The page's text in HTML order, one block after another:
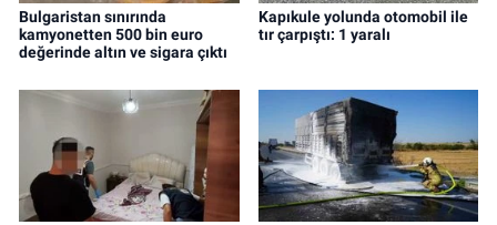
Bulgaristan sınırında
kamyonetten 500 bin euro
değerinde altın ve sigara çıktı
Kapıkule yolunda otomobil ile
tır çarpıştı: 1 yaralı